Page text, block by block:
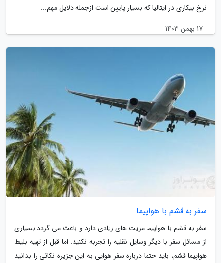
نرخ بیکاری در ایتالیا که بسیار پایین است ازجمله دلایل مهم...
17 بهمن 1403
سفر به قشم با هواپیما
سفر به قشم با هواپیما مزیت های زیادی دارد و باعث می گردد بسیاری
از مسائل سفر با دیگر وسایل نقلیه را تجربه نکنید. اما قبل از تهیه بلیط
هواپیما قشم، باید حتما درباره سفر هوایی به این جزیره نکاتی را بدانید